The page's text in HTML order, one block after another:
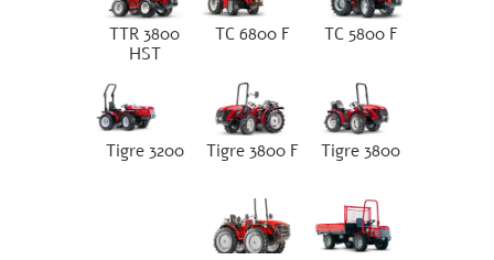
TC 5800 F
TC 6800 F
TTR 3800
HST
Tigre 3800
Tigre 3800 F
Tigre 3200